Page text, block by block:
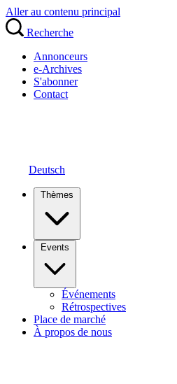
Aller au contenu principal
Recherche
Annonceurs
e-Archives
S'abonner
Contact
Deutsch
Thèmes
Events
Événements
Rétrospectives
Place de marché
À propos de nous